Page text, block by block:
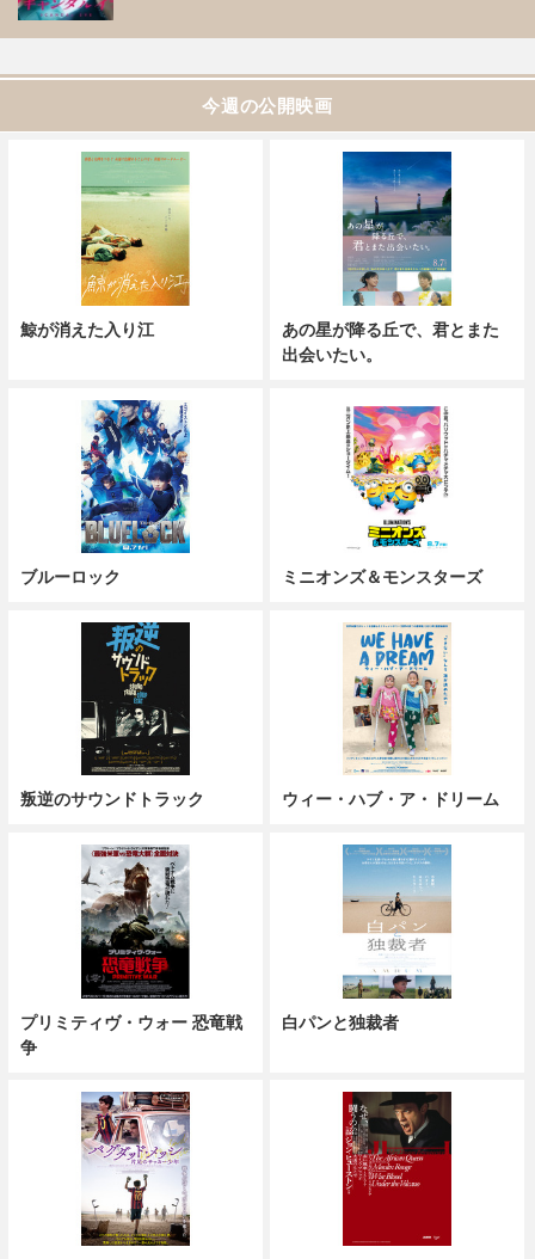
今週の公開映画
鯨が消えた入り江
あの星が降る丘で、君とまた
出会いたい。
ブルーロック ミニオンズ＆モンスターズ
叛逆のサウンドトラック ウィー・ハブ・ア・ドリーム
プリミティヴ・ウォー 恐竜戦
争
白パンと独裁者